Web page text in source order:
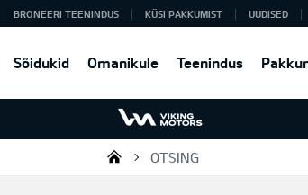
Sõidukid Omanikule Teenindus
BRONEERI TEENINDUS KÜSI PAKKUMIST UUDISED
Viking Motors - Kia
OTSING